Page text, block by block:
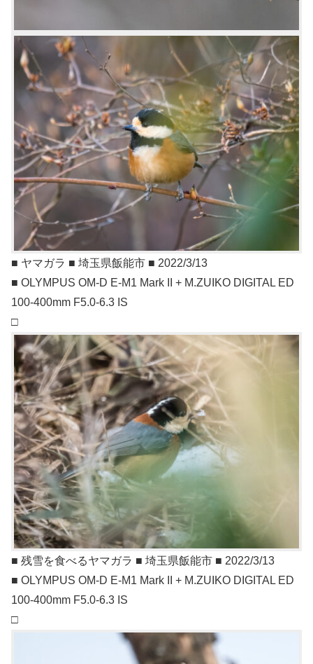
■ ヤマガラ ■ 埼玉県飯能市 ■ 2022/3/13
■ OLYMPUS OM-D E-M1 Mark II + M.ZUIKO DIGITAL ED
100-400mm F5.0-6.3 IS
□
■ 残雪を食べるヤマガラ ■ 埼玉県飯能市 ■ 2022/3/13
■ OLYMPUS OM-D E-M1 Mark II + M.ZUIKO DIGITAL ED
100-400mm F5.0-6.3 IS
□